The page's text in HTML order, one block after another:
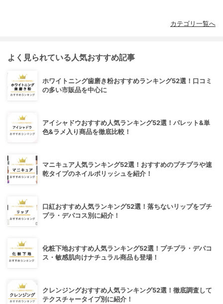
カテゴリ一覧へ
よく見られている人気おすすめ記事
ホワイトニング歯磨き粉おすすめランキング52選！口コミ
の多い市販品を中心に
アイシャドウおすすめ人気ランキング52選！パレット&単
色&ラメ入り商品を徹底比較！
マニキュア人気ランキング52選！おすすめのプチプラや速
乾タイプのネイルポリッシュを紹介！
口紅おすすめ人気ランキング52選！落ちないリップをプチ
プラ・デパコス別に紹介！
化粧下地おすすめ人気ランキング52選！プチプラ・デパコ
ス・敏感肌向けナチュラル商品も登場！
クレンジングおすすめ人気ランキング52選！徹底調査して
テクスチャータイプ別に紹介！